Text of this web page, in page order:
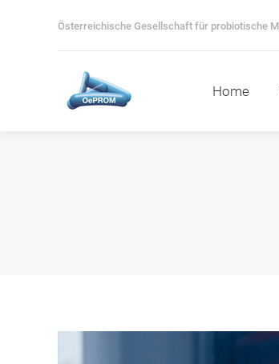
Österreichische Gesellschaft für probiotische
Home
Home Über